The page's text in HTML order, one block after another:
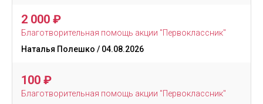
2 000 ₽
Благотворительная помощь акции "Первоклассник"
Наталья Полешко / 04.08.2026
100 ₽
Благотворительная помощь акции "Первоклассник"